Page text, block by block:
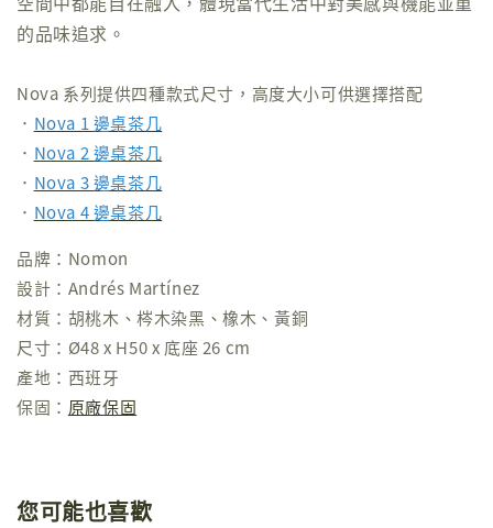
的品味追求。
Nova 系列提供四種款式尺寸，高度大小可供選擇搭配
． Nova 1 邊桌茶几
． Nova 2 邊桌茶几
． Nova 3 邊桌茶几
． Nova 4 邊桌茶几
品牌：Nomon
設計：Andrés Martínez
材質：胡桃木、梣木染黑、橡木、黃銅
尺寸：Ø48 x H50 x 底座 26 cm
產地：西班牙
保固： 原廠保固
您可能也喜歡